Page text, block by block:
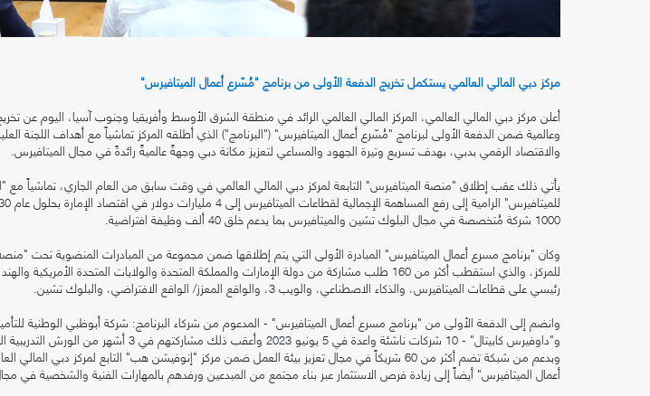
مركز دبي المالي العالمي يستكمل تخريج الدفعة الأولى من برنامج "مُسّرع أعمال الميتافيرس"
وعالمية ضمن الدفعة الأولى لبرنامج "مُسّرع أعمال الميتافيرس" ("البرنامج") الذي أطلقه المركز تماشياً مع أهداف اللجنة
والاقتصاد الرقمي بدبي، بهدف تسريع وتيرة الجهود والمساعي لتعزيز مكانة دبي وجهةً عالميةً رائدةً في مجال الميتافيرس.
يأتي ذلك عقب إطلاق "منصة الميتافيرس" التابعة لمركز دبي المالي العالمي في وقت سابق من العام الجاري، تماشياً مع
1000 شركة مُتخصصة في مجال البلوك تشين والميتافيرس بما يدعم خلق 40 ألف وظيفة افتراضية.
وكان "برنامج مسرع أعمال الميتافيرس" المبادرة الأولى التي يتم إطلاقها ضمن مجموعة من المبادرات المنضوية تحت "منصة
للمركز، والذي استقطب أكثر من 160 طلب مشاركة من دولة الإمارات والمملكة المتحدة والولايات المتحدة
رئيسي على قطاعات الميتافيرس، والذكاء الاصطناعي، والويب 3، والواقع المعزز/ الواقع الافتراضي، والبلوك تشين.
وانضم إلى الدفعة الأولى من "برنامج مسرع أعمال الميتافيرس" - المدعوم من شركاء البرنامج: شركة أبوظبي الوطنية
و"داوفيرس كابيتال" - 10 شركات ناشئة واعدة في 5 يونيو 2023 وأعقب ذلك مشاركتهم في 3 أشهر من الورش التدريبية المكثفة.
وبدعم من شبكة تضم أكثر من 60 شريكاً في مجال تعزيز بيئة العمل ضمن مركز "إنوفيشن هب" التابع لمركز دبي
أعمال الميتافيرس" أيضاً إلى زيادة فرص الاستثمار عبر بناء مجتمع من المبدعين ورفدهم بالمهارات الفنية والشخصية في